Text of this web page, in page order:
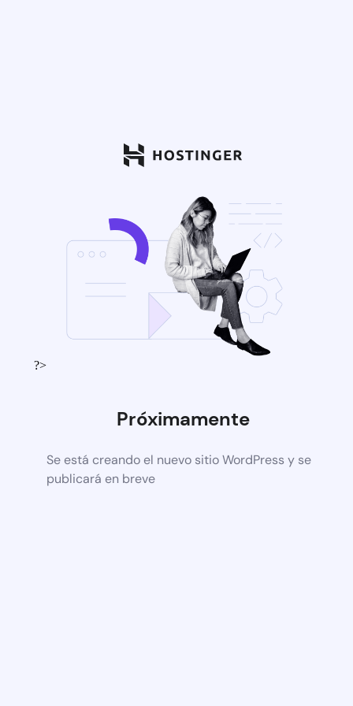
?>
Próximamente
Se está creando el nuevo sitio WordPress y se
publicará en breve